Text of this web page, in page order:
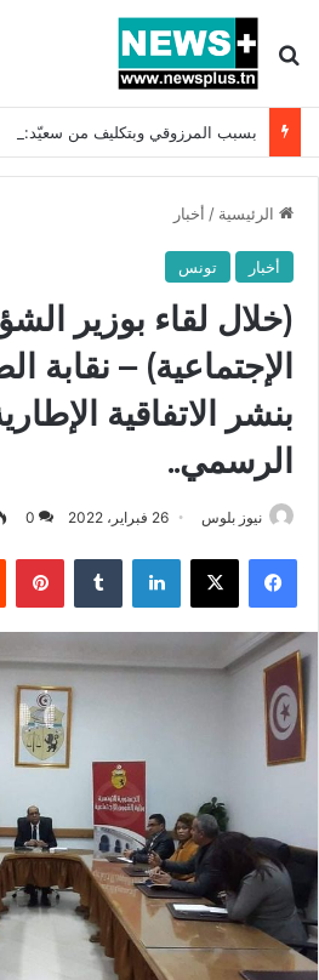
بحث عن
الرئيسية / أخبار
أخبار تونس
(خلال لقاء بوزير
الإجتماعية) – نقابة
بنشر الاتفاقية
الرسمي..
نيوز بلوس 26 فبراير، 2022 0
فيسبوك X لينكدإن